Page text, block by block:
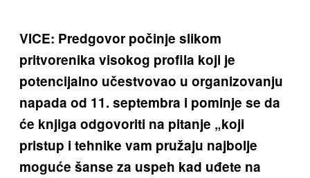
VICE: Predgovor počinje slikom
pritvorenika visokog profila koji je
potencijalno učestvovao u organizovanju
napada od 11. septembra i pominje se da
će knjiga odgovoriti na pitanje „koji
pristup i tehnike vam pružaju najbolje
moguće šanse za uspeh kad uđete na